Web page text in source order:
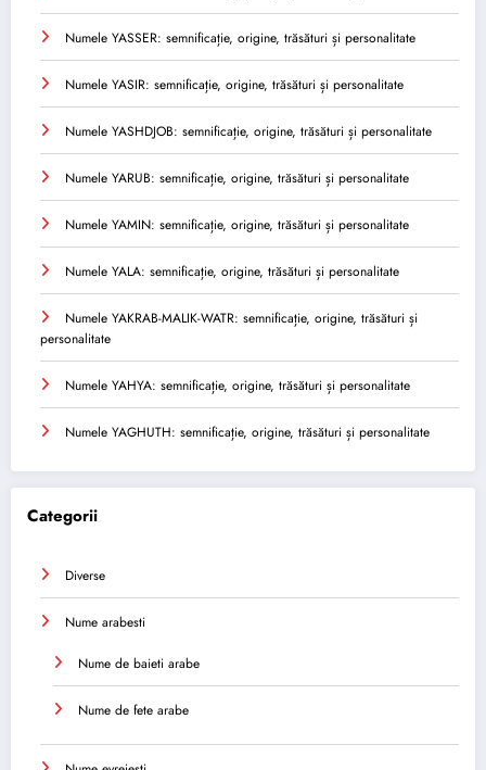
Numele YASSER: semnificație, origine, trăsături și personalitate
Numele YASIR: semnificație, origine, trăsături și personalitate
Numele YASHDJOB: semnificație, origine, trăsături și personalitate
Numele YARUB: semnificație, origine, trăsături și personalitate
Numele YAMIN: semnificație, origine, trăsături și personalitate
Numele YALA: semnificație, origine, trăsături și personalitate
Numele YAKRAB-MALIK-WATR: semnificație, origine, trăsături și
personalitate
Numele YAHYA: semnificație, origine, trăsături și personalitate
Numele YAGHUTH: semnificație, origine, trăsături și personalitate
Categorii
Diverse
Nume arabesti
Nume de baieti arabe
Nume de fete arabe